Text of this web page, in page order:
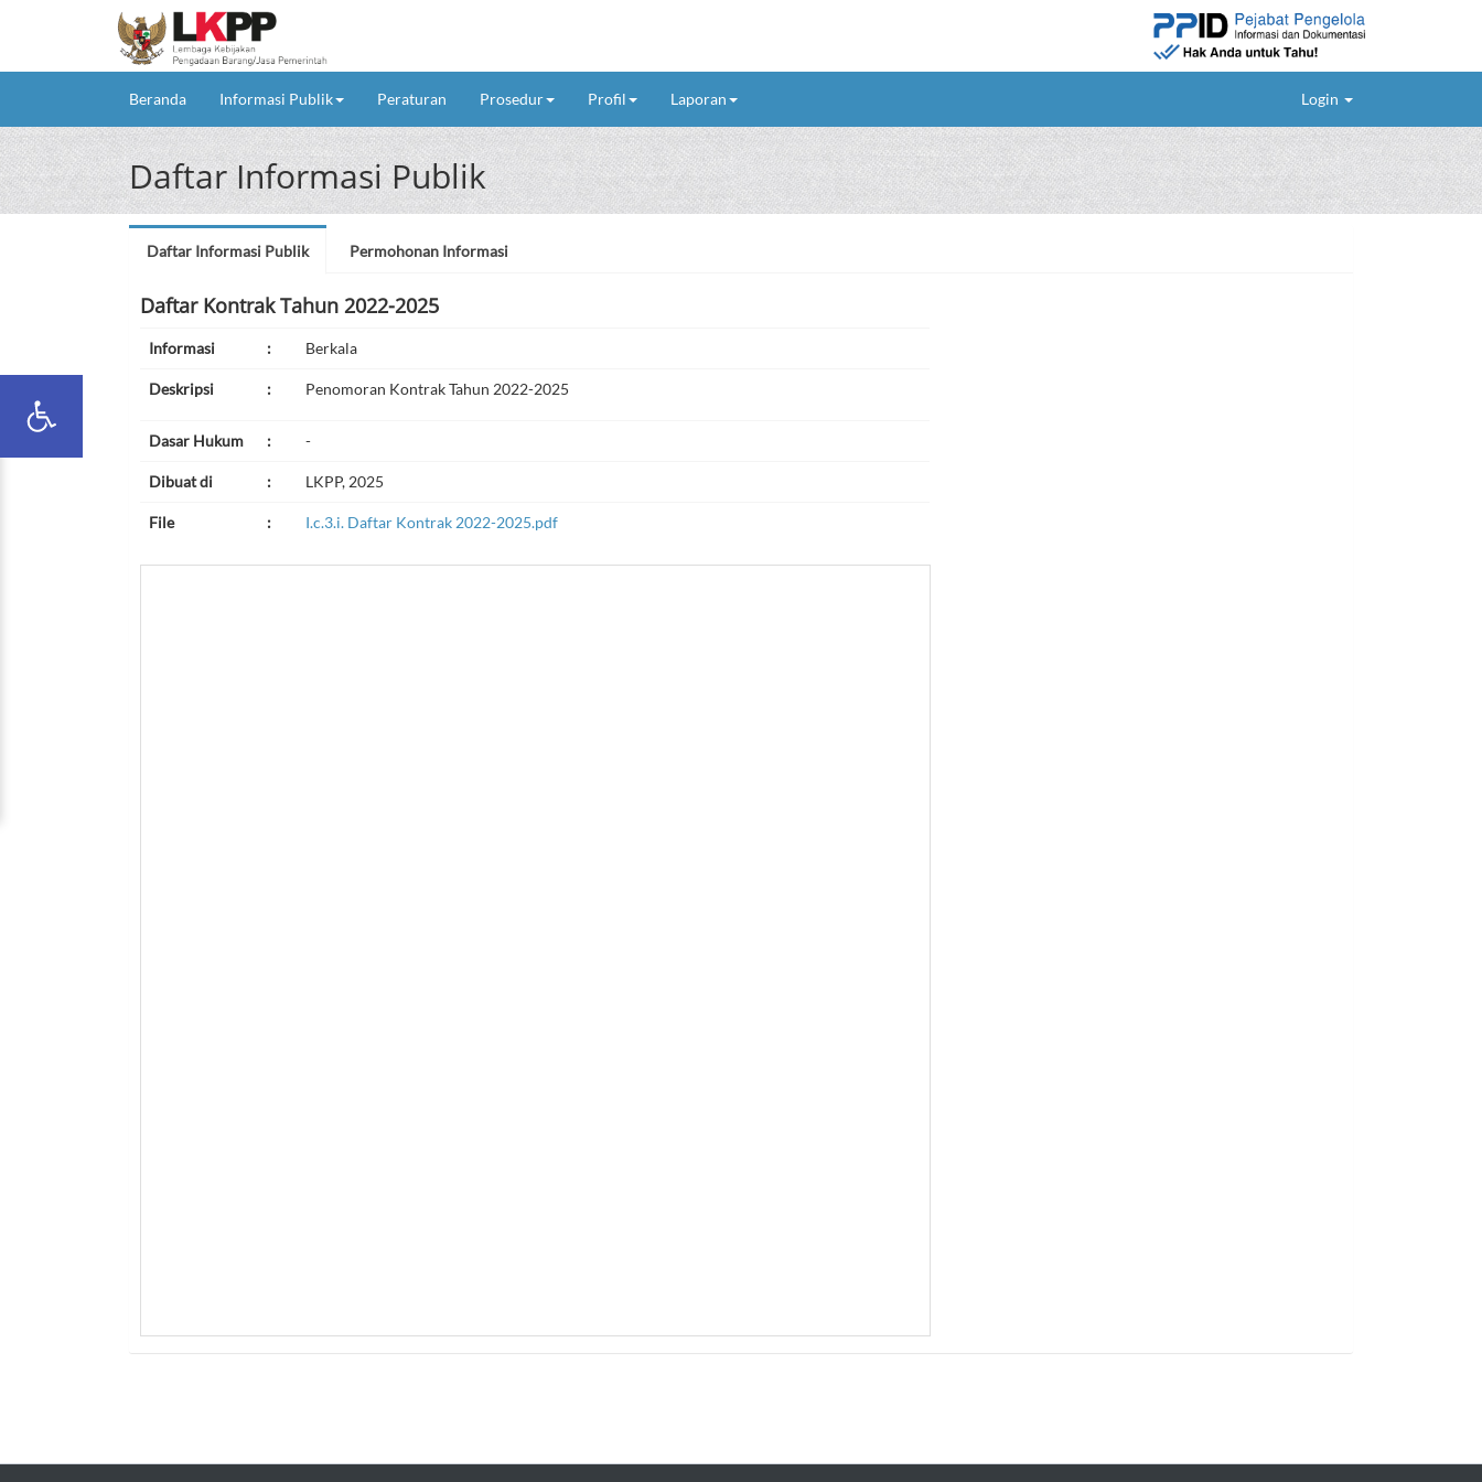
Beranda(current)Informasi Publik Peraturan Prosedur Profil Laporan Login
Daftar Informasi Publik
Daftar Informasi Publik Permohonan Informasi
Daftar Kontrak Tahun 2022-2025
Informasi : Berkala
Deskripsi : Penomoran Kontrak Tahun 2022-2025
Dasar Hukum : -
Dibuat di : LKPP, 2025
File : I.c.3.i. Daftar Kontrak 2022-2025.pdf